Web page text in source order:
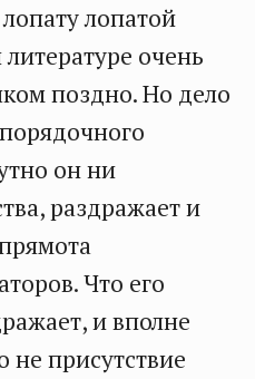
лопатой
очень
поздно. Но дело
он ни
раздражает и
Что его
и вполне
не присутствие